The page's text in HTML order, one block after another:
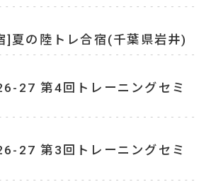
]夏の陸トレ合宿(千葉県岩井)
27 第4回トレーニングセミ
27 第3回トレーニングセミ